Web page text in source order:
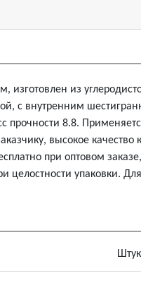
изготовлен из
с внутренним
прочности 8.8.
высокое
при оптовом
упаковки.